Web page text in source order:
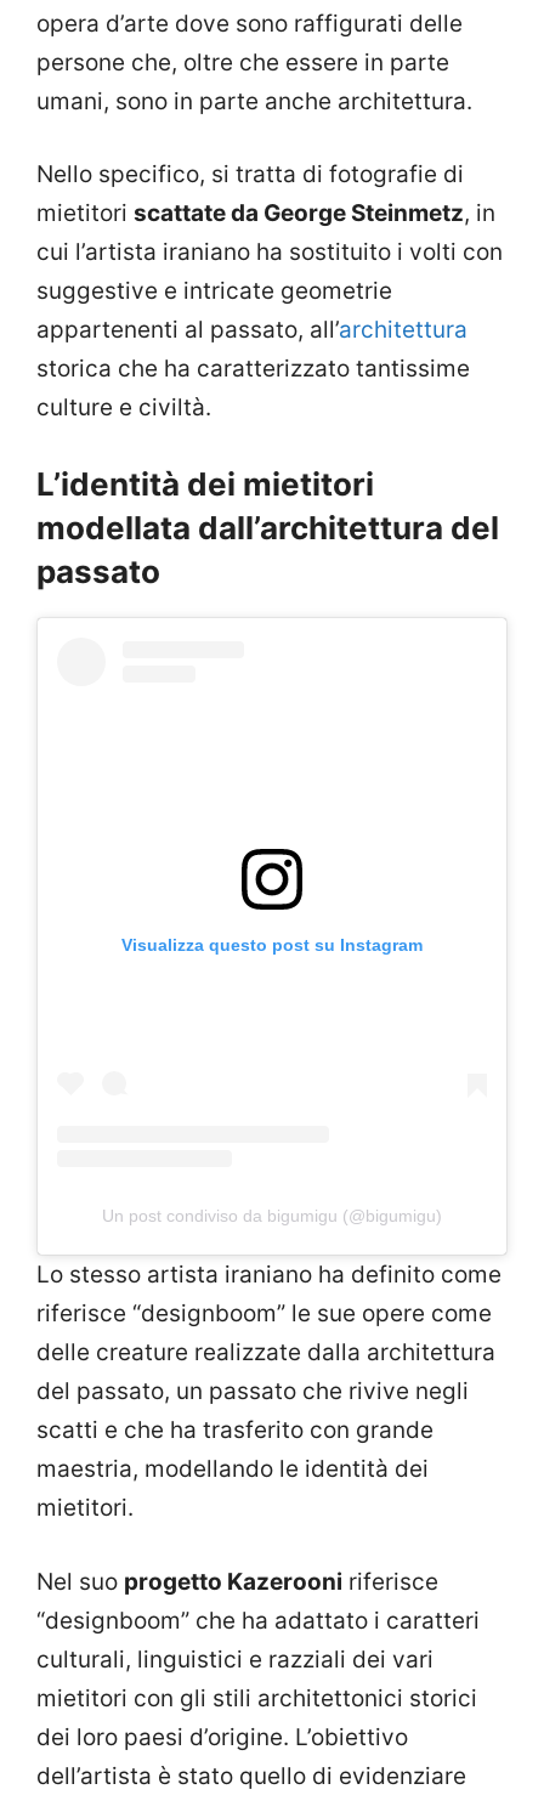
opera d’arte dove sono raffigurati delle
persone che, oltre che essere in parte
umani, sono in parte anche architettura.
Nello specifico, si tratta di fotografie di
mietitori scattate da George Steinmetz, in
cui l’artista iraniano ha sostituito i volti con
suggestive e intricate geometrie
appartenenti al passato, all’architettura
storica che ha caratterizzato tantissime
culture e civiltà.
L’identità dei mietitori
modellata dall’architettura del
passato
Visualizza questo post su Instagram
Un post condiviso da bigumigu (@bigumigu)
Lo stesso artista iraniano ha definito come
riferisce “designboom” le sue opere come
delle creature realizzate dalla architettura
del passato, un passato che rivive negli
scatti e che ha trasferito con grande
maestria, modellando le identità dei
mietitori.
Nel suo progetto Kazerooni riferisce
“designboom” che ha adattato i caratteri
culturali, linguistici e razziali dei vari
mietitori con gli stili architettonici storici
dei loro paesi d’origine. L’obiettivo
dell’artista è stato quello di evidenziare